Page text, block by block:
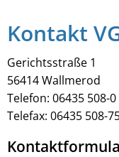
Kontakt
Gerichtsstraße 1
56414 Wallmerod
Telefon: 06435 508-0
Telefax: 06435 508-